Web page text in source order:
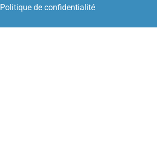
Politique de confidentialité